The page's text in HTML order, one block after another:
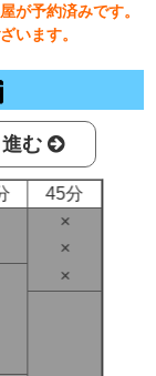
が予約済みです。
います。
進む
45分
×
×
×